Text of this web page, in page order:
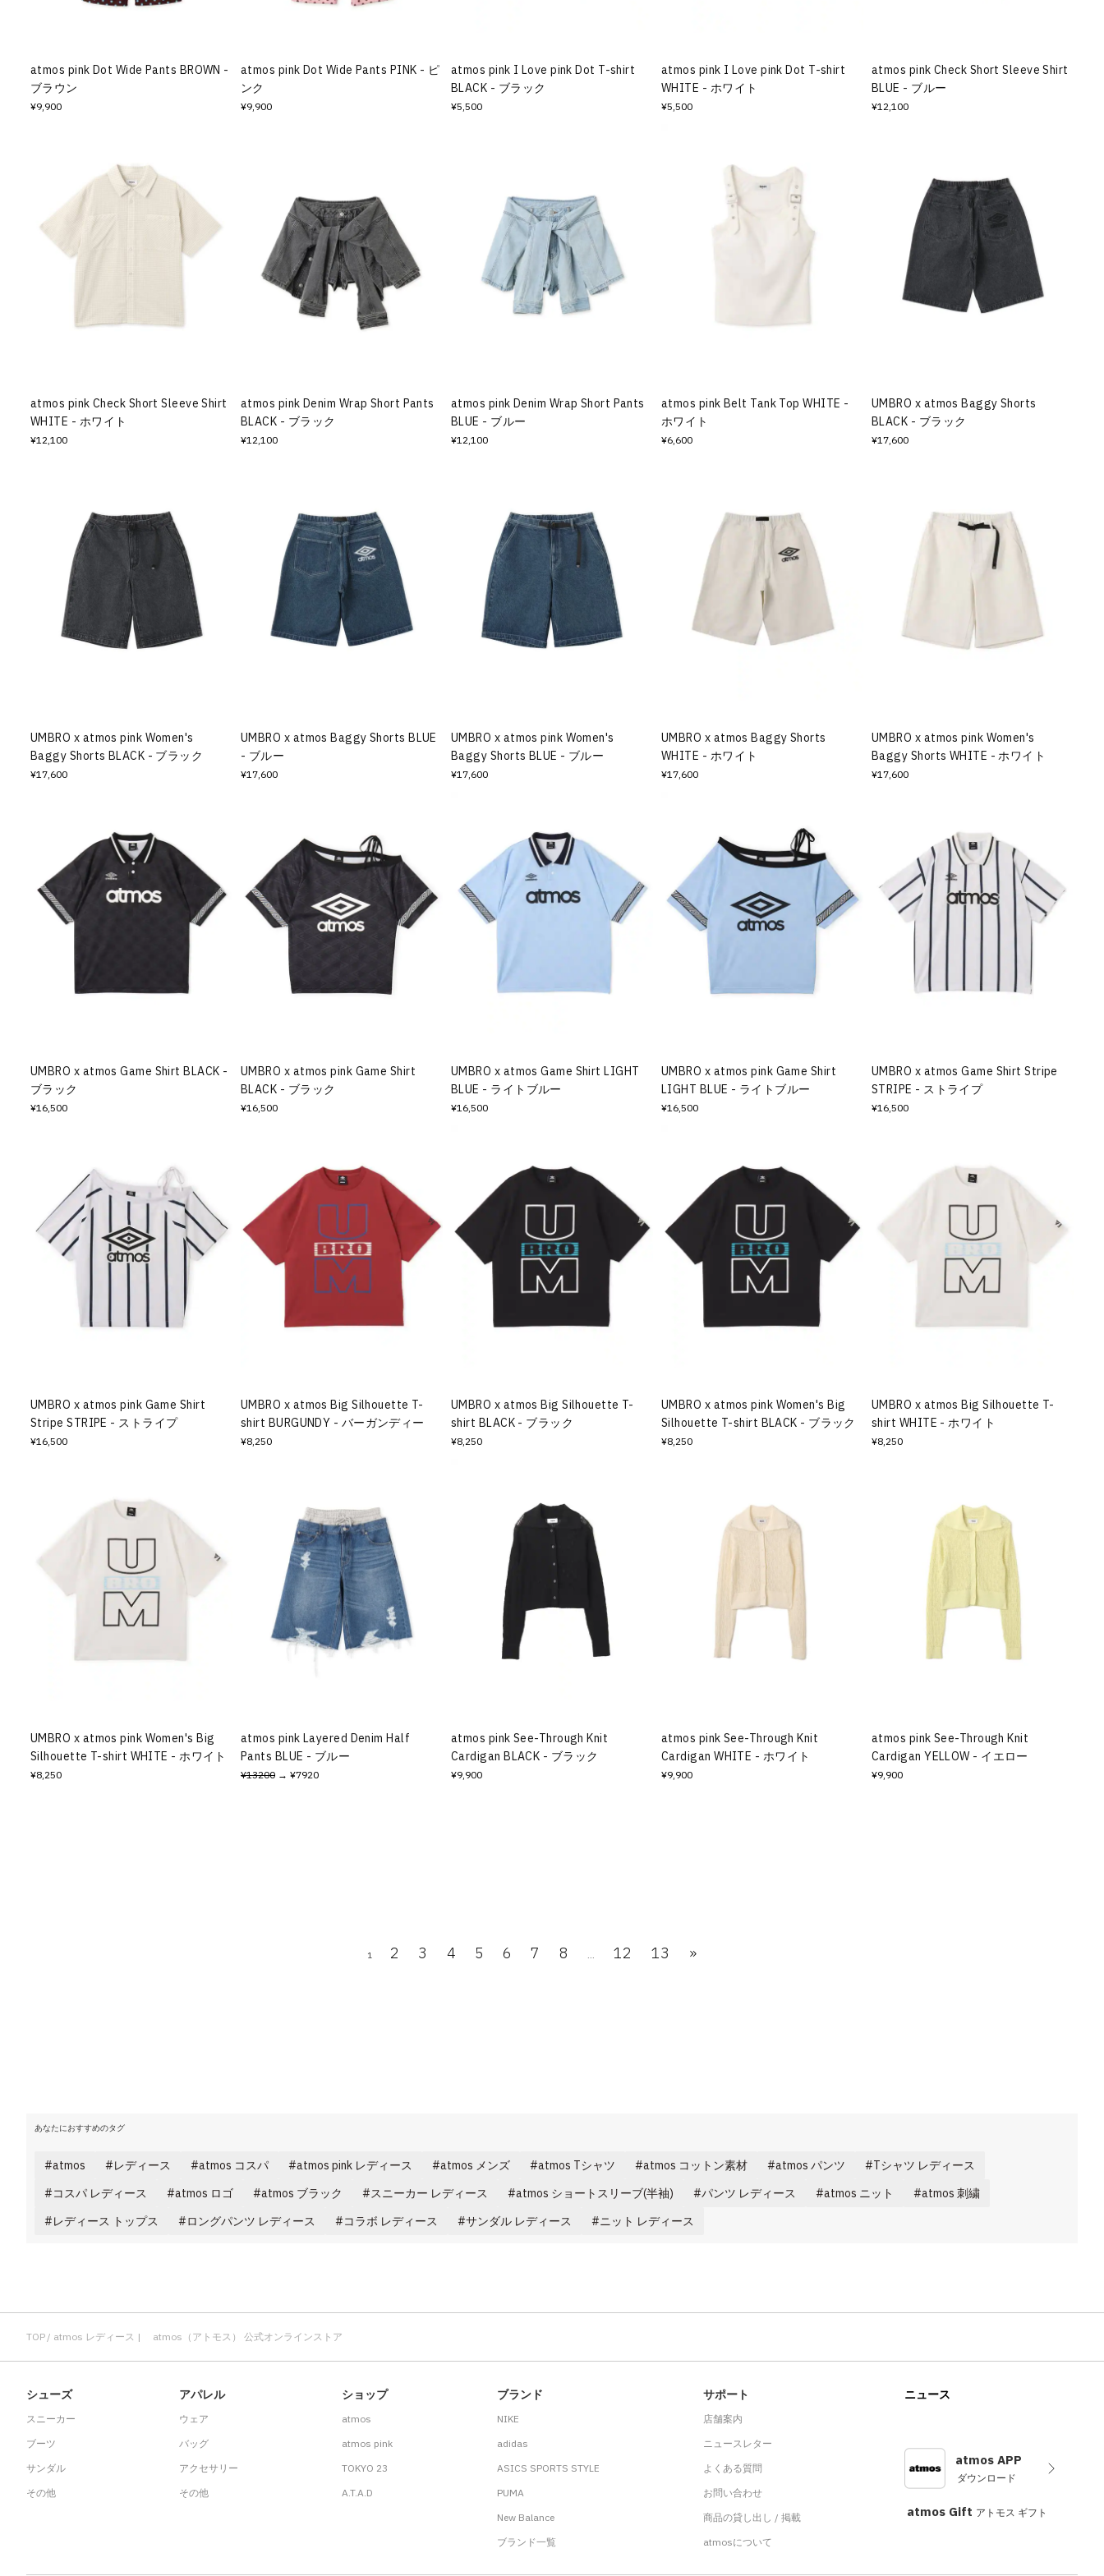
atmos pink Dot Wide Pants BROWN -
ブラウン
¥9,900
atmos pink Dot Wide Pants PINK - ピ
ンク
¥9,900
atmos pink I Love pink Dot T-shirt
BLACK - ブラック
¥5,500
atmos pink I Love pink Dot T-shirt
WHITE - ホワイト
¥5,500
atmos pink Check Short Sleeve Shirt
BLUE - ブルー
¥12,100
atmos pink Check Short Sleeve Shirt
WHITE - ホワイト
¥12,100
atmos pink Denim Wrap Short Pants
BLACK - ブラック
¥12,100
atmos pink Denim Wrap Short Pants
BLUE - ブルー
¥12,100
atmos pink Belt Tank Top WHITE -
ホワイト
¥6,600
UMBRO x atmos Baggy Shorts
BLACK - ブラック
¥17,600
UMBRO x atmos pink Women's
Baggy Shorts BLACK - ブラック
¥17,600
UMBRO x atmos Baggy Shorts BLUE
- ブルー
¥17,600
UMBRO x atmos pink Women's
Baggy Shorts BLUE - ブルー
¥17,600
UMBRO x atmos Baggy Shorts
WHITE - ホワイト
¥17,600
UMBRO x atmos pink Women's
Baggy Shorts WHITE - ホワイト
¥17,600
UMBRO x atmos Game Shirt BLACK -
ブラック
¥16,500
UMBRO x atmos pink Game Shirt
BLACK - ブラック
¥16,500
UMBRO x atmos Game Shirt LIGHT
BLUE - ライトブルー
¥16,500
UMBRO x atmos pink Game Shirt
LIGHT BLUE - ライトブルー
¥16,500
UMBRO x atmos Game Shirt Stripe
STRIPE - ストライプ
¥16,500
UMBRO x atmos pink Game Shirt
Stripe STRIPE - ストライプ
¥16,500
UMBRO x atmos Big Silhouette T-
shirt BURGUNDY - バーガンディー
¥8,250
UMBRO x atmos Big Silhouette T-
shirt BLACK - ブラック
¥8,250
UMBRO x atmos pink Women's Big
Silhouette T-shirt BLACK - ブラック
¥8,250
UMBRO x atmos Big Silhouette T-
shirt WHITE - ホワイト
¥8,250
UMBRO x atmos pink Women's Big
Silhouette T-shirt WHITE - ホワイト
¥8,250
atmos pink Layered Denim Half
Pants BLUE - ブルー
¥13200 → ¥7920
atmos pink See-Through Knit
Cardigan BLACK - ブラック
¥9,900
atmos pink See-Through Knit
Cardigan WHITE - ホワイト
¥9,900
atmos pink See-Through Knit
Cardigan YELLOW - イエロー
¥9,900
1 2 3 4 5 6 7 8 ... 12 13 »
あなたにおすすめのタグ
atmos レディース atmos コスパ atmos pink レディース atmos メンズ atmos Tシャツ atmos コットン素材 atmos パンツ
Tシャツ レディース
コスパ レディース
atmos ロゴ atmos ブラック スニーカー レディース atmos ショートスリーブ(半袖) パンツ レディース atmos ニット
atmos 刺繍
レディース トップス
ロングパンツ レディース コラボ レディース サンダル レディース ニット レディース
TOP atmos レディース | atmos（アトモス） 公式オンラインストア
シューズ
スニーカー
ブーツ
サンダル
その他
アパレル
ウェア
バッグ
アクセサリー
その他
ショップ
atmos
atmos pink
TOKYO 23
A.T.A.D
ブランド
NIKE
adidas
ASICS SPORTS STYLE
PUMA
New Balance
ブランド一覧
サポート
店舗案内
ニュースレター
よくある質問
お問い合わせ
商品の貸し出し / 掲載
atmosについて
ニュース
atmos APP
ダウンロード
atmos Gift アトモス ギフト